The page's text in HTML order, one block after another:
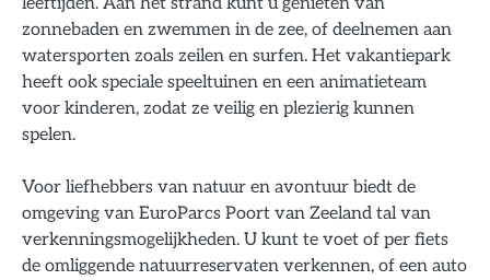
zonnebaden en zwemmen in de zee, of deelnemen aan
watersporten zoals zeilen en surfen. Het vakantiepark
heeft ook speciale speeltuinen en een animatieteam
voor kinderen, zodat ze veilig en plezierig kunnen
spelen.
Voor liefhebbers van natuur en avontuur biedt de
omgeving van EuroParcs Poort van Zeeland tal van
verkenningsmogelijkheden. U kunt te voet of per fiets
de omliggende natuurreservaten verkennen, of een auto